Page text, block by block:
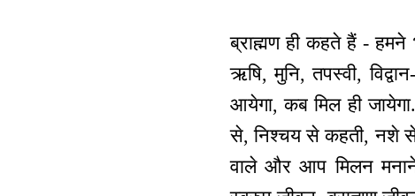
ब्राह्मण ही कहते हैं -
ऋषि, मुनि, तपस्वी,
आयेगा, कब मिल ही
से, निश्चय से कहती, नशे से
वाले और आप मिलन मनाने